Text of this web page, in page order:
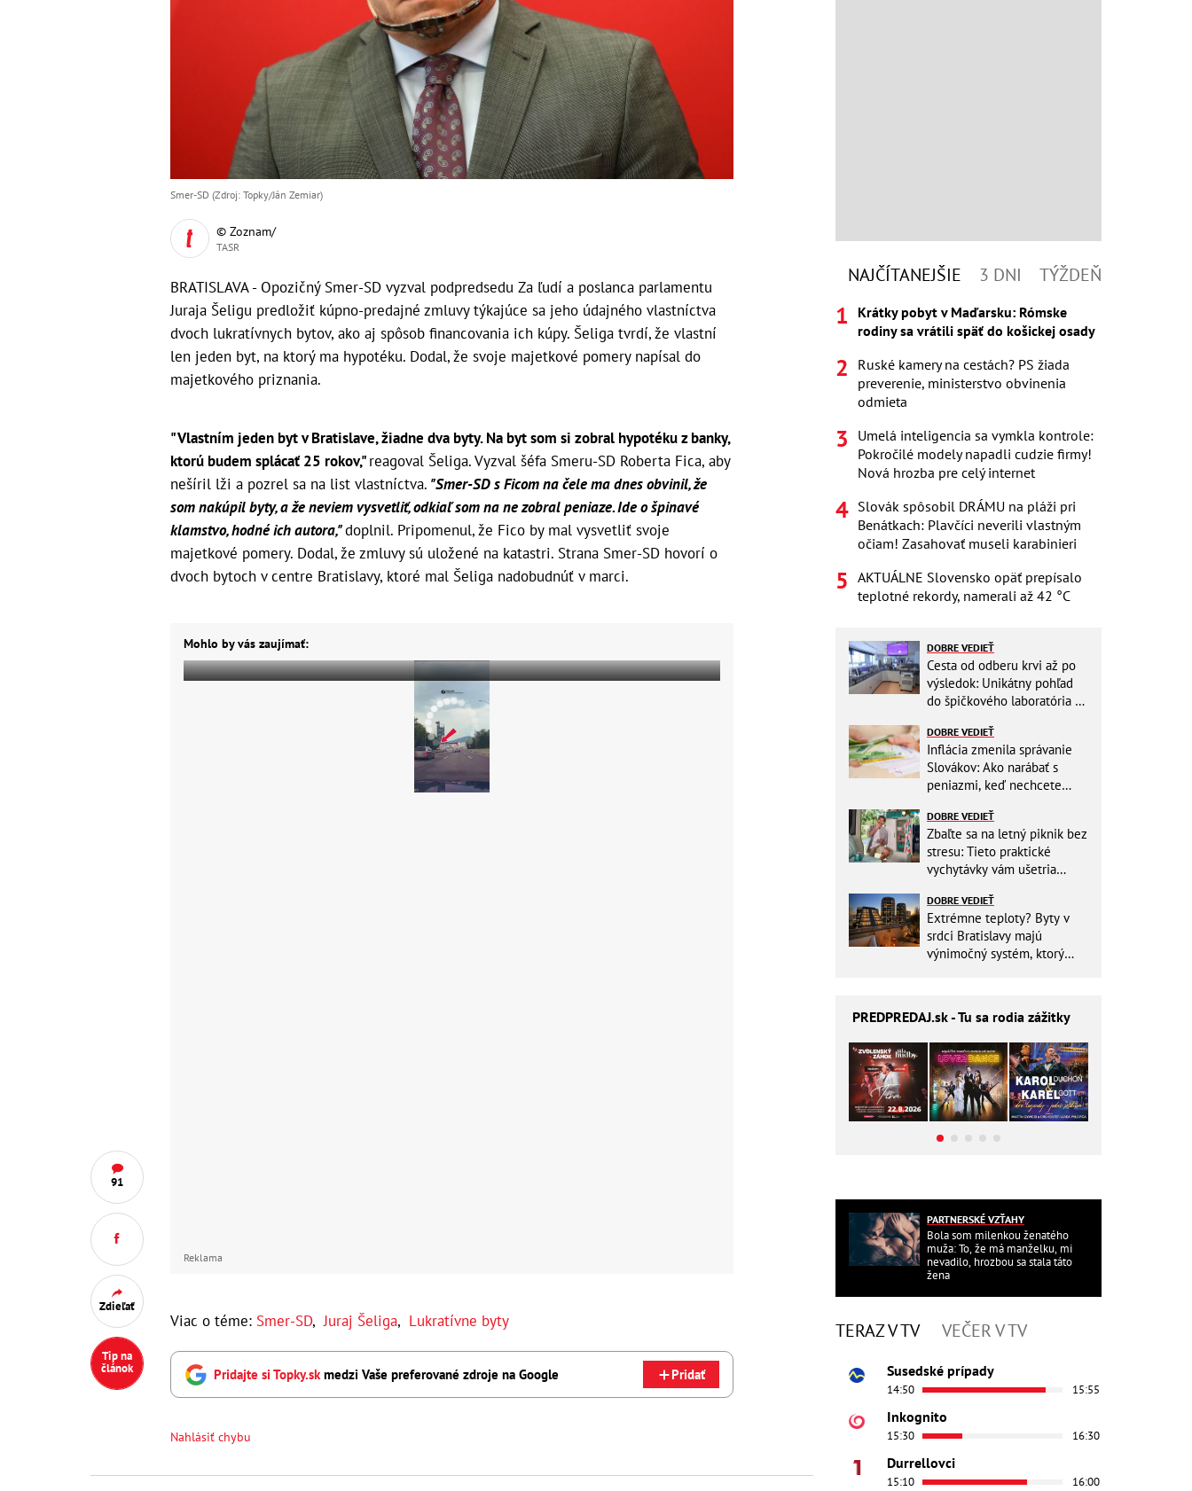
91
Zdieľať
Tip na
článok
Smer-SD (Zdroj: Topky/Ján Zemiar)
© Zoznam/
TASR
BRATISLAVA - Opozičný Smer-SD vyzval podpredsedu Za ľudí a poslanca parlamentu
Juraja Šeligu predložiť kúpno-predajné zmluvy týkajúce sa jeho údajného vlastníctva
dvoch lukratívnych bytov, ako aj spôsob financovania ich kúpy. Šeliga tvrdí, že vlastní
len jeden byt, na ktorý ma hypotéku. Dodal, že svoje majetkové pomery napísal do
majetkového priznania.
"Vlastním jeden byt v Bratislave, žiadne dva byty. Na byt som si zobral hypotéku z banky,
ktorú budem splácať 25 rokov,"reagoval Šeliga. Vyzval šéfa Smeru-SD Roberta Fica, aby
nešíril lži a pozrel sa na list vlastníctva. "Smer-SD s Ficom na čele ma dnes obvinil, že
som nakúpil byty, a že neviem vysvetliť, odkiaľ som na ne zobral peniaze. Ide o špinavé
klamstvo, hodné ich autora,"doplnil. Pripomenul, že Fico by mal vysvetliť svoje
majetkové pomery. Dodal, že zmluvy sú uložené na katastri. Strana Smer-SD hovorí o
dvoch bytoch v centre Bratislavy, ktoré mal Šeliga nadobudnúť v marci.
Mohlo by vás zaujímať:
Reklama
Viac o téme: Smer-SD,Juraj Šeliga, Lukratívne byty
Pridajte si Topky.sk medzi Vaše preferované zdroje na Google Pridať
Nahlásiť chybu
NAJČÍTANEJŠIE 3 DNI TÝŽDEŇ
Krátky pobyt v Maďarsku: Rómske
rodiny sa vrátili späť do košickej osady
Ruské kamery na cestách? PS žiada
preverenie, ministerstvo obvinenia
odmieta
Umelá inteligencia sa vymkla kontrole:
Pokročilé modely napadli cudzie firmy!
Nová hrozba pre celý internet
Slovák spôsobil DRÁMU na pláži pri
Benátkach: Plavčíci neverili vlastným
očiam! Zasahovať museli karabinieri
AKTUÁLNE Slovensko opäť prepísalo
teplotné rekordy, namerali až 42 °C
DOBRE VEDIEŤ
Cesta od odberu krvi až po
výsledok: Unikátny pohľad
do špičkového laboratória na
DOBRE VEDIEŤ
Inflácia zmenila správanie
Slovákov: Ako narábať s
peniazmi, keď nechcete
DOBRE VEDIEŤ
Zbaľte sa na letný piknik bez
stresu: Tieto praktické
vychytávky vám ušetria
DOBRE VEDIEŤ
Extrémne teploty? Byty v
srdci Bratislavy majú
výnimočný systém, ktorý
PREDPREDAJ.sk - Tu sa rodia zážitky
PARTNERSKÉ VZŤAHY
Bola som milenkou ženatého
muža: To, že má manželku, mi
nevadilo, hrozbou sa stala táto
žena
TERAZ V TV VEČER V TV
Susedské prípady
14:50 15:55
Inkognito
15:30 16:30
Durrellovci
15:10 16:00